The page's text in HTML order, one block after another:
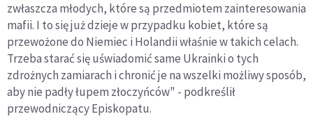
zwłaszcza młodych, które są przedmiotem zainteresowania
mafii. I to się już dzieje w przypadku kobiet, które są
przewożone do Niemiec i Holandii właśnie w takich celach.
Trzeba starać się uświadomić same Ukrainki o tych
zdrożnych zamiarach i chronić je na wszelki możliwy sposób,
aby nie padły łupem złoczyńców" - podkreślił
przewodniczący Episkopatu.